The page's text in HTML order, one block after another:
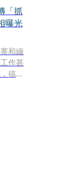
「抓
曝光
和緬
作甚
搞得